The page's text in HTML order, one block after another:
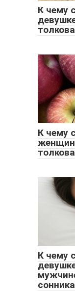
К чему
К чему
К чему